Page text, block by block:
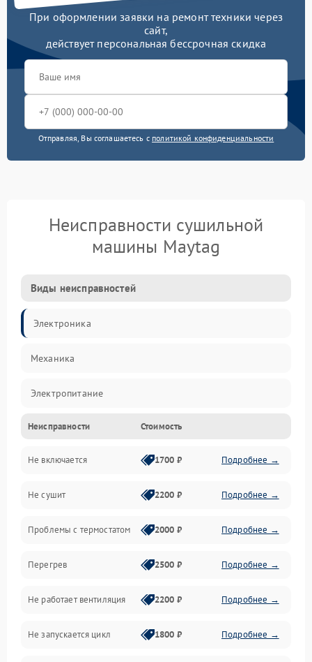
При оформлении заявки на ремонт техники через
сайт,
действует персональная бессрочная скидка
Отправляя, Вы соглашаетесь с политикой конфиденциальности
Неисправности сушильной
машины Maytag
Виды неисправностей
Электроника
Механика
Электропитание
Нагрев
Механические повреждения
Оптика
Программное обеспечение
Датчики
Безопасность
Неисправности Стоимость
Не включается 1700 ₽ Подробнее →
Не сушит 2200 ₽ Подробнее →
Проблемы с термостатом 2000 ₽ Подробнее →
Перегрев 2500 ₽ Подробнее →
Не работает вентиляция 2200 ₽ Подробнее →
Не запускается цикл 1800 ₽ Подробнее →